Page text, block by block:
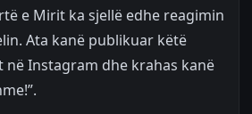
e Mirit ka sjellë edhe reagimin
Ata kanë publikuar këtë
Instagram dhe krahas kanë